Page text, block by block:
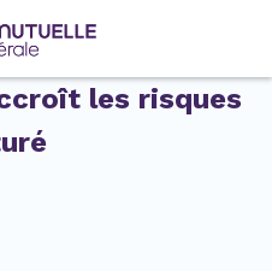
les risques